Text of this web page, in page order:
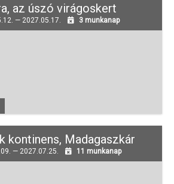
az úszó virágoskert
— 2027.05.17. 3 munkanap
kontinens, Madagaszkár
— 2027.07.25. 11 munkanap